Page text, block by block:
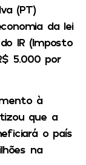
(PT)
da lei
IR (Imposto
5.000 por
à
que a
o país
na